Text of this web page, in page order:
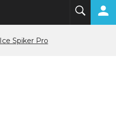
Ice Spiker Pro